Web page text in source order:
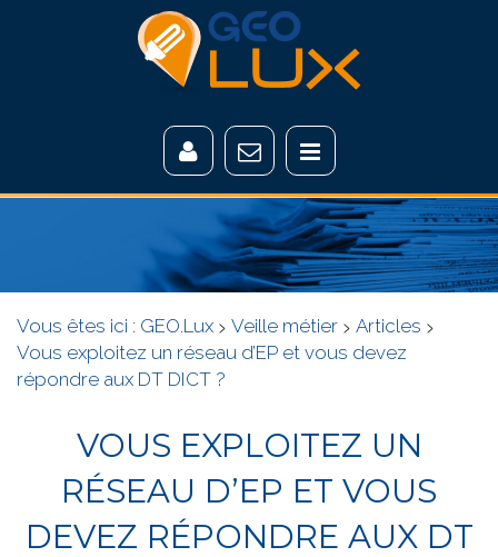
Vous êtes ici : GEO.Lux > Veille métier > Articles >
Vous exploitez un réseau d’EP et vous devez
répondre aux DT DICT ?
VOUS EXPLOITEZ UN
RÉSEAU D’EP ET VOUS
DEVEZ RÉPONDRE AUX DT